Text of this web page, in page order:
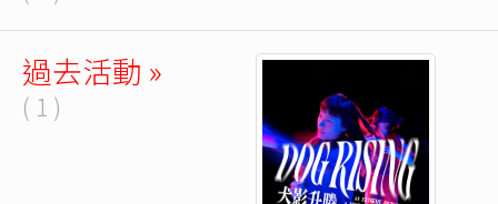
過去活動 »
( 1 )